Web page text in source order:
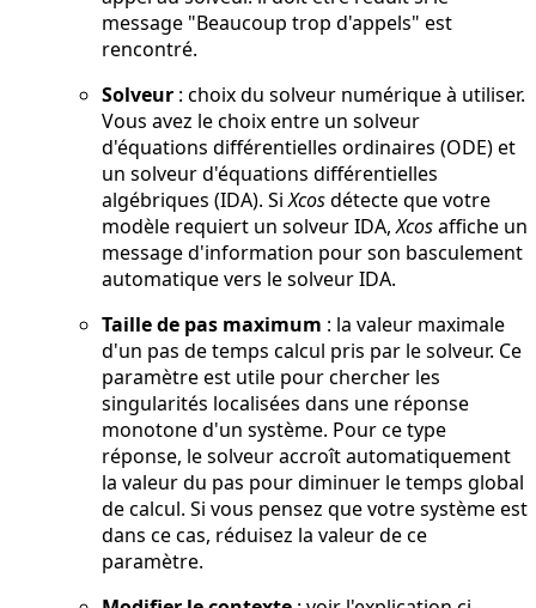
message "Beaucoup trop d'appels" est
rencontré.
Solveur : choix du solveur numérique à utiliser.
Vous avez le choix entre un solveur
d'équations différentielles ordinaires (ODE) et
un solveur d'équations différentielles
algébriques (IDA). SiXcosdétecte que votre
modèle requiert un solveur IDA,Xcosaffiche un
message d'information pour son basculement
automatique vers le solveur IDA.
Taille de pas maximum : la valeur maximale
d'un pas de temps calcul pris par le solveur. Ce
paramètre est utile pour chercher les
singularités localisées dans une réponse
monotone d'un système. Pour ce type
réponse, le solveur accroît automatiquement
la valeur du pas pour diminuer le temps global
de calcul. Si vous pensez que votre système est
dans ce cas, réduisez la valeur de ce
paramètre.